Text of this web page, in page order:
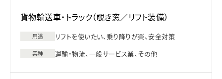
貨物輸送車・トラック（覗き窓／リフト装備）
用途 リフトを使いたい、乗り降りが楽、安全対策
業種 運輸・物流、一般サービス業、その他